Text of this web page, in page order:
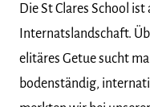
Die St Clares School
Internatslandschaft.
elitäres Getue sucht
bodenständig,